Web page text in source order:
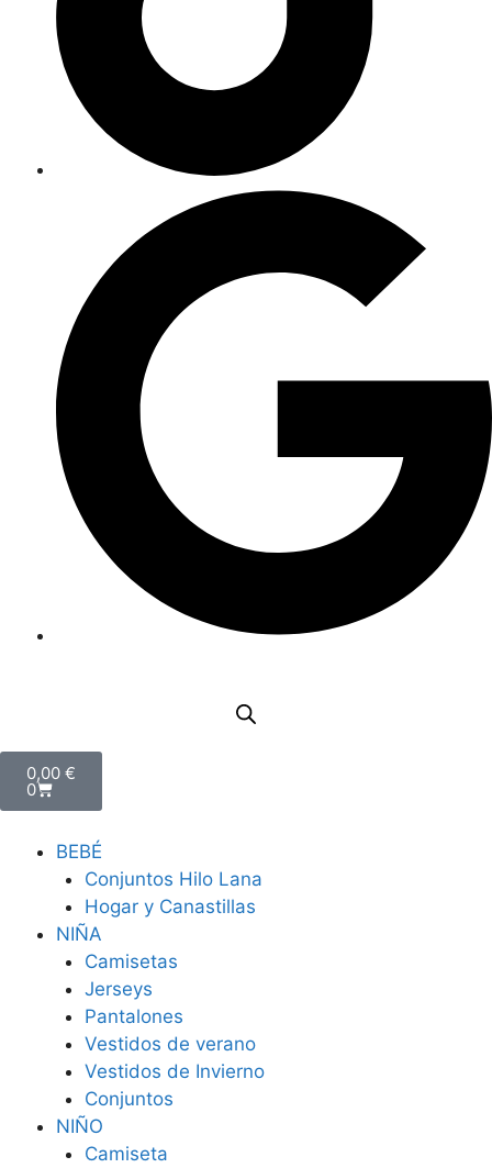
0,00 €
0
BEBÉ
Conjuntos Hilo Lana
Hogar y Canastillas
NIÑA
Camisetas
Jerseys
Pantalones
Vestidos de verano
Vestidos de Invierno
Conjuntos
NIÑO
Camiseta